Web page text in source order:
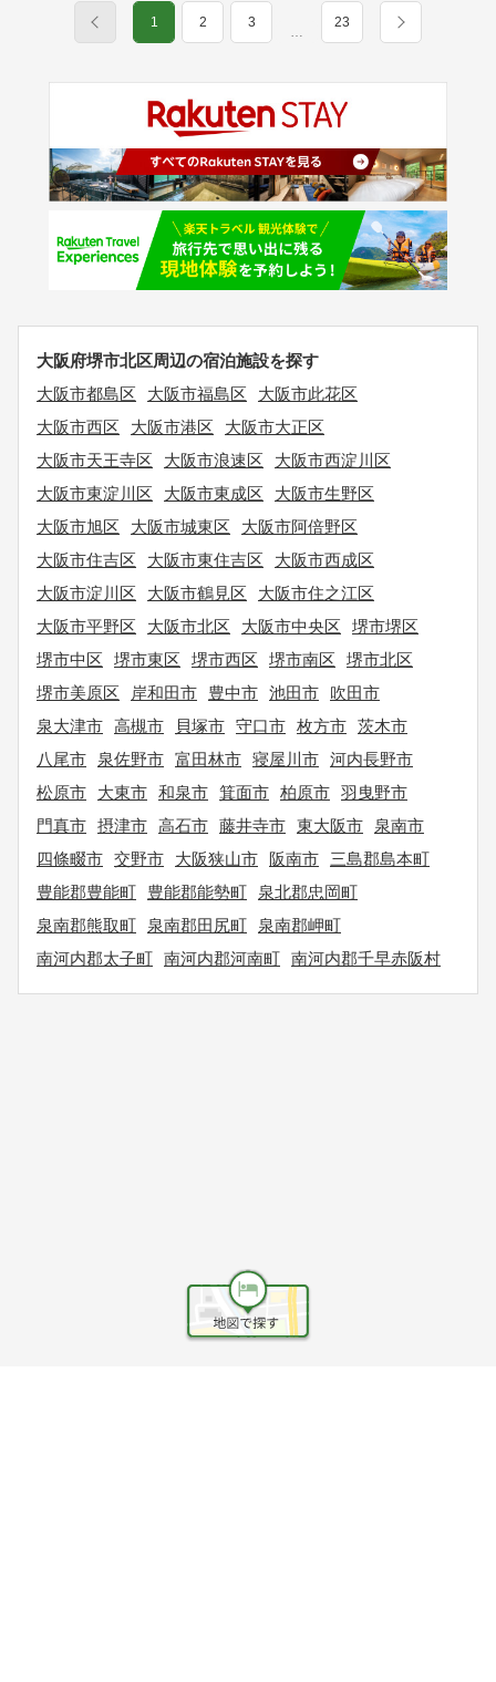
1 2 3
…
23
大阪府堺市北区周辺の宿泊施設を探す
大阪市都島区
大阪市福島区
大阪市此花区
大阪市西区
大阪市港区
大阪市大正区
大阪市天王寺区
大阪市浪速区
大阪市西淀川区
大阪市東淀川区
大阪市東成区
大阪市生野区
大阪市旭区
大阪市城東区
大阪市阿倍野区
大阪市住吉区
大阪市東住吉区
大阪市西成区
大阪市淀川区
大阪市鶴見区
大阪市住之江区
大阪市平野区
大阪市北区 大阪市中央区
堺市堺区
堺市中区
堺市東区 堺市西区 堺市南区
堺市北区
堺市美原区
岸和田市 豊中市 池田市
吹田市
泉大津市 高槻市 貝塚市 守口市 枚方市 茨木市
八尾市
泉佐野市 富田林市 寝屋川市 河内長野市
松原市
大東市 和泉市 箕面市 柏原市 羽曳野市
門真市 摂津市 高石市 藤井寺市 東大阪市
泉南市
四條畷市 交野市 大阪狭山市 阪南市
三島郡島本町
豊能郡豊能町
豊能郡能勢町
泉北郡忠岡町
泉南郡熊取町
泉南郡田尻町
泉南郡岬町
南河内郡太子町 南河内郡河南町 南河内郡千早赤阪村